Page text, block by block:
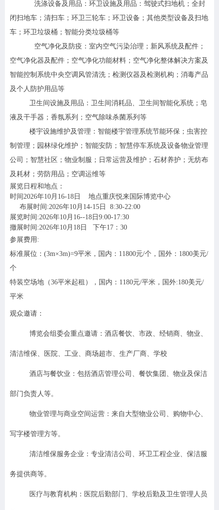
洗涤设备及用品：环卫设施及用品：驾驶式扫地机；全封
闭扫地车；清扫车；环卫三轮车；环卫设备；其他类型设备及扫地
车；环卫垃圾桶；智能分类垃圾桶等
空气净化及防疫：室内空气污染治理；新风系统及配件；
空气净化器及配件；空气净化功能材料；空气净化整体解决方案及
智能控制系统中央空调风管清洗；检测仪器及检测机构；消毒产品
及个人防护用品等
卫生间设施及用品：卫生间消耗品、卫生间智能化系统；皂
液及干手器；香氛系列；空气除味杀菌系列等
楼宇设施维护及管理：智能楼宇管理系统节能环保；虫害控
制管理；园林绿化维护；智能安防；智慧停车系统及设备物业管理
公司；智慧社区；物业制服；日常运营及维护；石材养护；无纺布
及耗材；劳防用品；空调运维等
展览日程和地点：
时间2026年10月16-18日 地点重庆悦来国际博览中心
布展时间:2026年10月14-15日 8:30-22:00
展览时间:2026年10月16--18日9:00-17:30
撤展时间:2026年10月18日 下午17：30
参展费用:
标准展位： (3m×3m)=9平米， 国内：11800元/个，国外：1800美元/
个
特装空场地（36平米起租），国内：1180元/平米，国外:180美元/
平米
观众邀请：
博览会组委会重点邀请：酒店餐饮、市政、经销商、物业、
清洁维保、医院、工业、商场超市、生产厂商、学校
酒店与餐饮业 ：包括酒店管理公司、餐饮集团、物业及保洁
部门负责人等。
物业管理与商业空间运营 ：来自大型物业公司、购物中心、
写字楼管理方等。
清洁维保服务企业 ：专业清洁公司、环卫工程企业、保洁服
务提供商等。
医疗与教育机构 ：医院后勤部门、学校后勤及卫生管理人员